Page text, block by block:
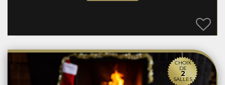
CHOIX
DE
2
SALLES